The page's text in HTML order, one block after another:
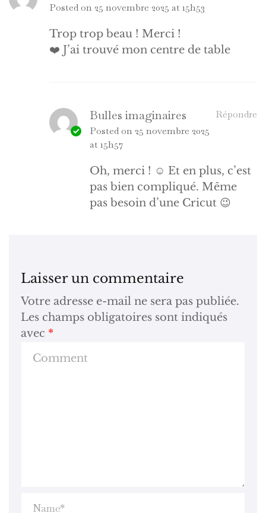
Posted on 25 novembre 2025 at 15h53
Trop trop beau ! Merci !
❤️ J’ai trouvé mon centre de table
Bulles imaginaires
Posted on 25 novembre 2025
at 15h57
Répondre
Oh, merci ! ☺️ Et en plus, c’est
pas bien compliqué. Même
pas besoin d’une Cricut 😉
Laisser un commentaire
Votre adresse e-mail ne sera pas publiée.
Les champs obligatoires sont indiqués
avec *